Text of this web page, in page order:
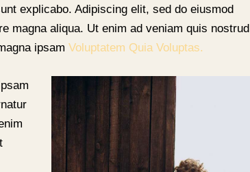
explicabo. Adipiscing elit, sed do eiusmod
magna aliqua. Ut enim ad veniam quis nostrud
ipsamVoluptatem Quia Voluptas.